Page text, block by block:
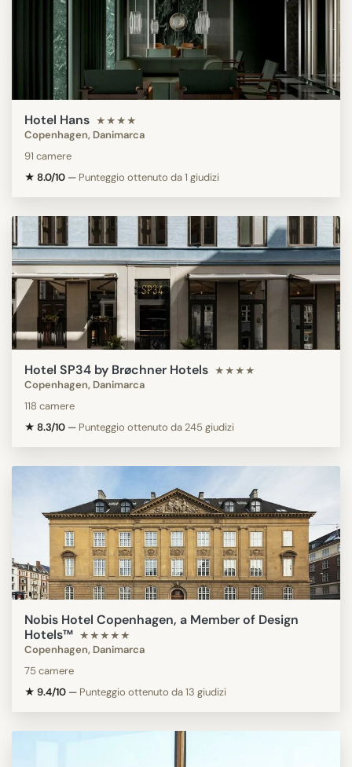
Hotel Hans ★★★★
Copenhagen, Danimarca
91 camere
★ 8.0/10 — Punteggio ottenuto da 1 giudizi
Hotel SP34 by Brøchner Hotels ★★★★
Copenhagen, Danimarca
118 camere
★ 8.3/10 — Punteggio ottenuto da 245 giudizi
Nobis Hotel Copenhagen, a Member of Design
Hotels™ ★★★★★
Copenhagen, Danimarca
75 camere
★ 9.4/10 — Punteggio ottenuto da 13 giudizi